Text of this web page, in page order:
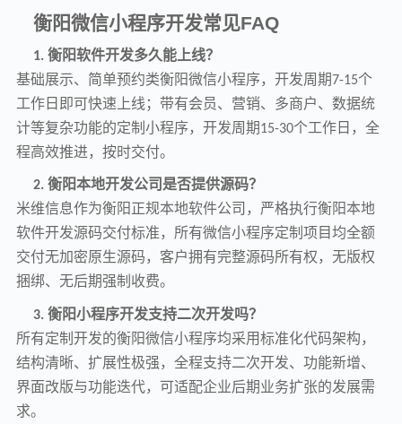
衡阳微信小程序开发常见FAQ
1.衡阳软件开发多久能上线？
基础展示、简单预约类衡阳微信小程序，开发周期7-15个
工作日即可快速上线；带有会员、营销、多商户、数据统
计等复杂功能的定制小程序，开发周期15-30个工作日，全
程高效推进，按时交付。
2.衡阳本地开发公司是否提供源码？
米维信息作为衡阳正规本地软件公司，严格执行衡阳本地
软件开发源码交付标准，所有微信小程序定制项目均全额
交付无加密原生源码，客户拥有完整源码所有权，无版权
捆绑、无后期强制收费。
3.衡阳小程序开发支持二次开发吗？
所有定制开发的衡阳微信小程序均采用标准化代码架构，
结构清晰、扩展性极强，全程支持二次开发、功能新增、
界面改版与功能迭代，可适配企业后期业务扩张的发展需
求。